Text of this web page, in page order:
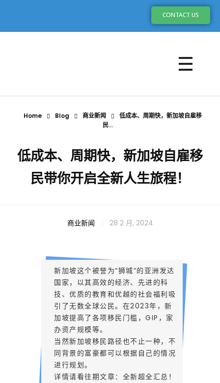
CONTACT US
Home Blog 商业新闻
低成本、周期快，新加坡自雇移
民...
低成本、周期快，新加坡自雇移
民带你开启全新人生旅程！
成
周
28 2 月, 2024
商业新闻
新加坡这个被誉为“狮城”的亚洲发达
国家，以其高效的经济、先进的科
技、优质的教育和优越的社会福利吸
引了无数全球公民。在2023年，新
加坡提高了各项移民门槛，GIP，家
办资产规模等。
当然新加坡移民路径也不止一种，不
同背景的富豪都可以根据自己的情况
进行规划。
详情请看往期文章： 全新超全汇总！